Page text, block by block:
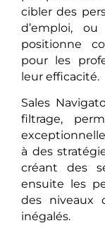
cibler des
d’emploi,
positionne
pour les
leur efficacité.
Sales
filtrage,
à des
créant des
ensuite les
des niveaux
inégalés.